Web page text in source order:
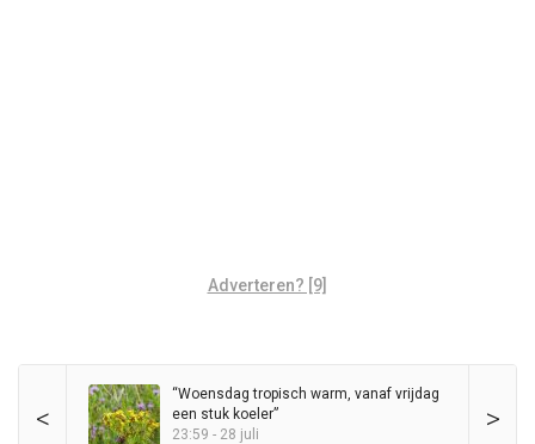
Adverteren? [9]
< >
“Woensdag tropisch warm, vanaf vrijdag
een stuk koeler”
23:59 - 28 juli